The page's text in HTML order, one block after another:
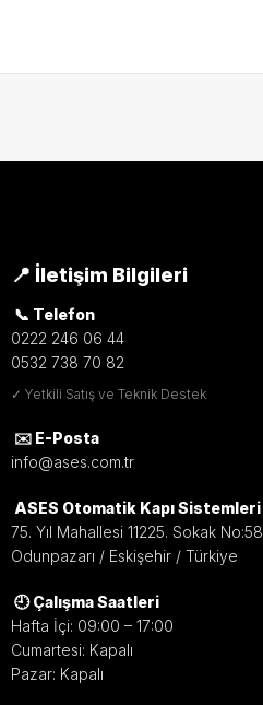
📍 İletişim Bilgileri
📞 Telefon
0222 246 06 44
0532 738 70 82
✓ Yetkili Satış ve Teknik Destek
✉️ E-Posta
info@ases.com.tr
ASES Otomatik Kapı Sistemleri
75. Yıl Mahallesi 11225. Sokak No:58
Odunpazarı / Eskişehir / Türkiye
🕘 Çalışma Saatleri
Hafta İçi: 09:00 – 17:00
Cumartesi: Kapalı
Pazar: Kapalı